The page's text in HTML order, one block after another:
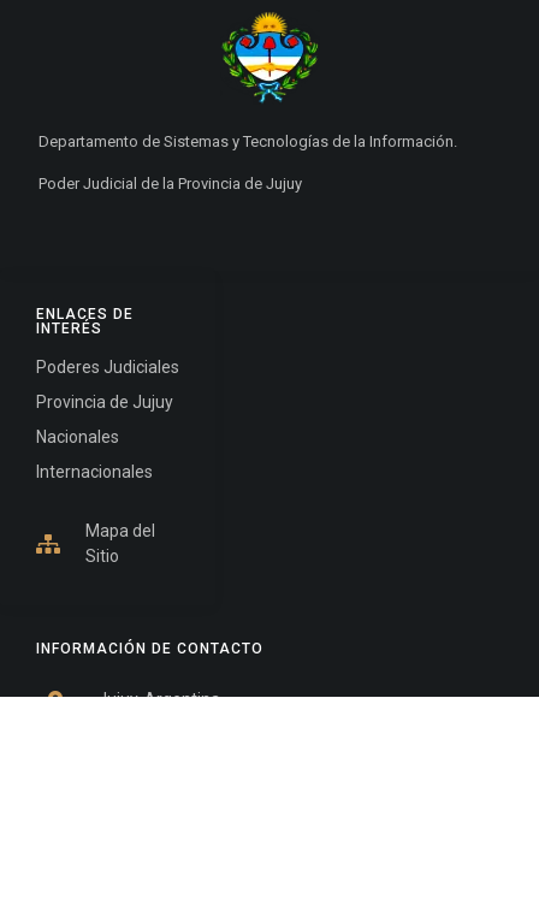
INFORMACIÓN DE CONTACTO
Jujuy, Argentina
ENLACES DE
INTERÉS
Poderes Judiciales
Provincia de Jujuy
Nacionales
Internacionales
Mapa del
Sitio
Departamento de Sistemas y Tecnologías de la Información.
Poder Judicial de la Provincia de Jujuy